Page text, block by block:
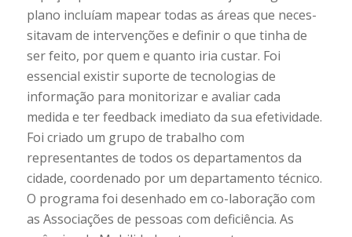
plano incluíam mapear todas as áreas que neces-
sitavam de intervenções e definir o que tinha de
ser feito, por quem e quanto iria custar. Foi
essencial existir suporte de tecnologias de
informação para monitorizar e avaliar cada
medida e ter feedback imediato da sua efetividade.
Foi criado um grupo de trabalho com
representantes de todos os departamentos da
cidade, coordenado por um departamento técnico.
O programa foi desenhado em co-laboração com
as Associações de pessoas com deficiência. As